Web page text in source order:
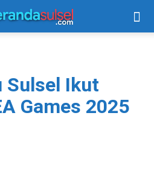
Sulsel Ikut
Games 2025